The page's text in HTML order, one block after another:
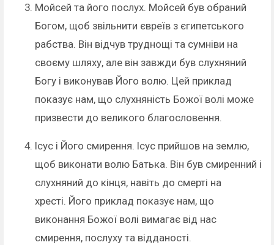
Мойсей та його послух. Мойсей був обраний
Богом, щоб звільнити євреїв з єгипетського
рабства. Він відчув труднощі та сумніви на
своєму шляху, але він завжди був слухняний
Богу і виконував Його волю. Цей приклад
показує нам, що слухняність Божої волі може
призвести до великого благословення.
Ісус і Його смирення. Ісус прийшов на землю,
щоб виконати волю Батька. Він був смиренний і
слухняний до кінця, навіть до смерті на
хресті. Його приклад показує нам, що
виконання Божої волі вимагає від нас
смирення, послуху та відданості.